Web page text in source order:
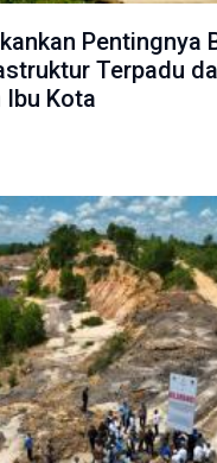
Pentingnya
Terpadu
Ibu Kota